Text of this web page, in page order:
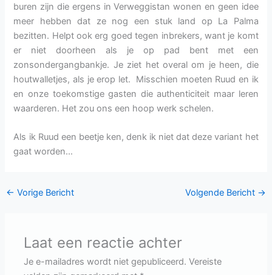
buren zijn die ergens in Verweggistan wonen en geen idee
meer hebben dat ze nog een stuk land op La Palma
bezitten. Helpt ook erg goed tegen inbrekers, want je komt
er niet doorheen als je op pad bent met een
zonsondergangbankje. Je ziet het overal om je heen, die
houtwalletjes, als je erop let. Misschien moeten Ruud en ik
en onze toekomstige gasten die authenticiteit maar leren
waarderen. Het zou ons een hoop werk schelen.
Als ik Ruud een beetje ken, denk ik niet dat deze variant het
gaat worden…
← Vorige Bericht Volgende Bericht →
Laat een reactie achter
Je e-mailadres wordt niet gepubliceerd. Vereiste